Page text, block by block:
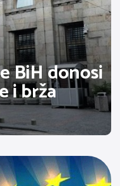
BiH donosi
i brža